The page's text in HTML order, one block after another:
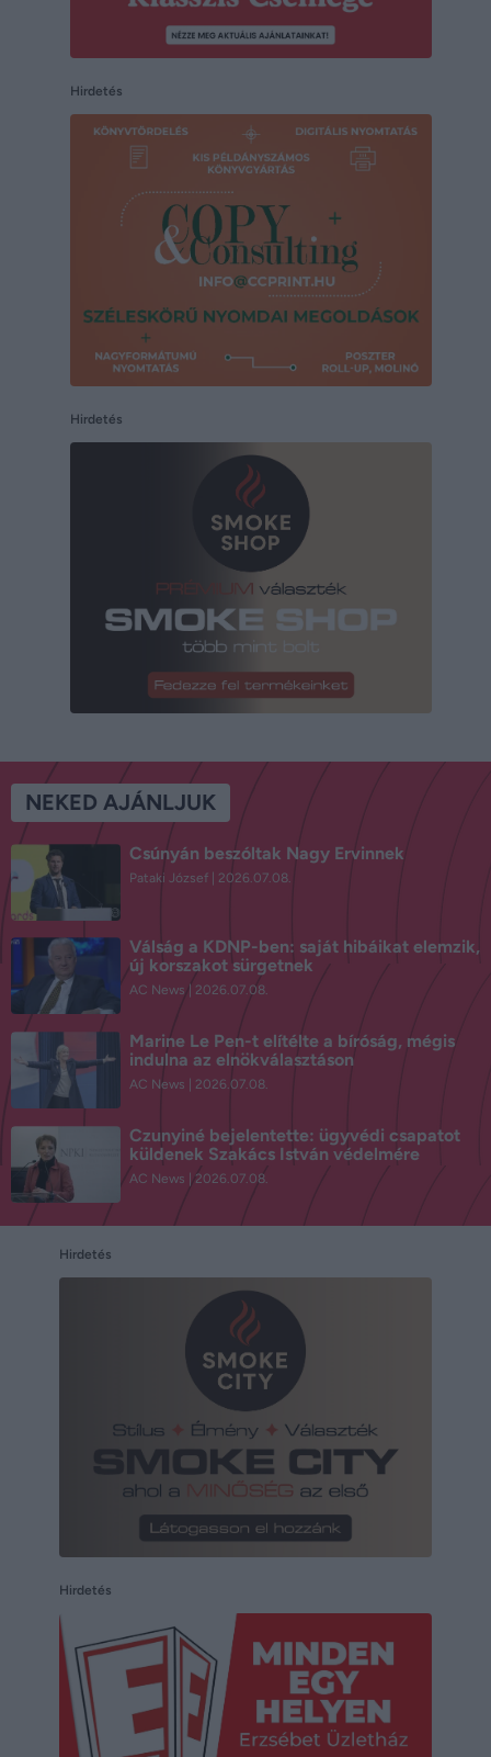
Hirdetés
Hirdetés
NEKED AJÁNLJUK
Csúnyán beszóltak Nagy Ervinnek
Pataki József 2026.07.08.
Válság a KDNP-ben: saját hibáikat elemzik,
új korszakot sürgetnek
AC News 2026.07.08.
Marine Le Pen-t elítélte a bíróság, mégis
indulna az elnökválasztáson
AC News 2026.07.08.
Czunyiné bejelentette: ügyvédi csapatot
küldenek Szakács István védelmére
AC News 2026.07.08.
Hirdetés
Hirdetés